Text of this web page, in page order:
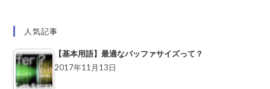
人気記事
【基本用語】最適なバッファサイズって？
2017年11月13日